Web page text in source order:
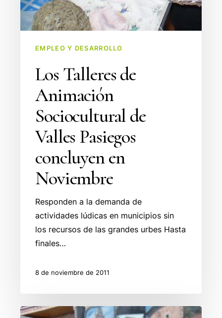
EMPLEO Y DESARROLLO
Los Talleres de
Animación
Sociocultural de
Valles Pasiegos
concluyen en
Noviembre
Responden a la demanda de
actividades lúdicas en municipios sin
los recursos de las grandes urbes Hasta
finales…
8 de noviembre de 2011
Concluye